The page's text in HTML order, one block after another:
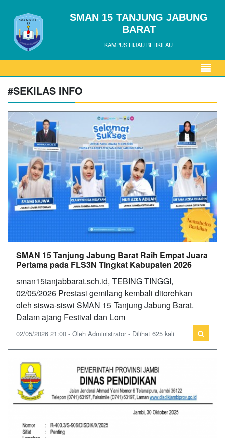
SMAN 15 TANJUNG JABUNG
BARAT
KAMPUS HIJAU BERKILAU
#SEKILAS INFO
SMAN 15 Tanjung Jabung Barat Raih Empat Juara
Pertama pada FLS3N Tingkat Kabupaten 2026
sman15tanjabbarat.sch.id, TEBING TINGGI,
02/05/2026 Prestasi gemilang kembali ditorehkan
oleh siswa-siswi SMAN 15 Tanjung Jabung Barat.
Dalam ajang Festival dan Lom
02/05/2026 21:00 - Oleh Administrator - Dilihat 625 kali